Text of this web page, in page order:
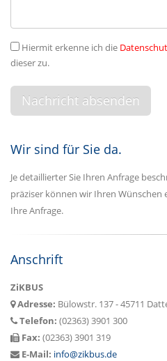
Hiermit erkenne ich die
dieser zu.
Wir sind für Sie da.
Je detaillierter Sie Ihren Anfrage
präziser können wir Ihren Wünschen
Ihre Anfrage.
Anschrift
ZiKBUS
Adresse: Bülowstr. 137 - 45711
Telefon: (02363) 3901 300
Fax: (02363) 3901 319
E-Mail: info@zikbus.de